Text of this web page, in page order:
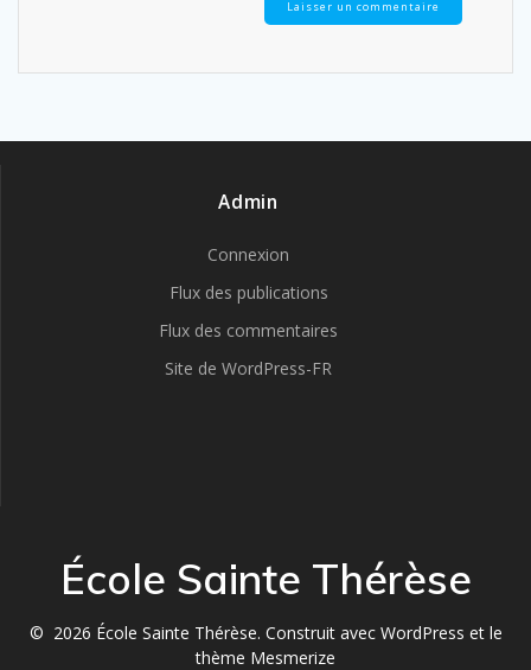
Admin
Connexion
Flux des publications
Flux des commentaires
Site de WordPress-FR
École Sainte Thérèse
© 2026 École Sainte Thérèse. Construit avec WordPress et le
thème Mesmerize